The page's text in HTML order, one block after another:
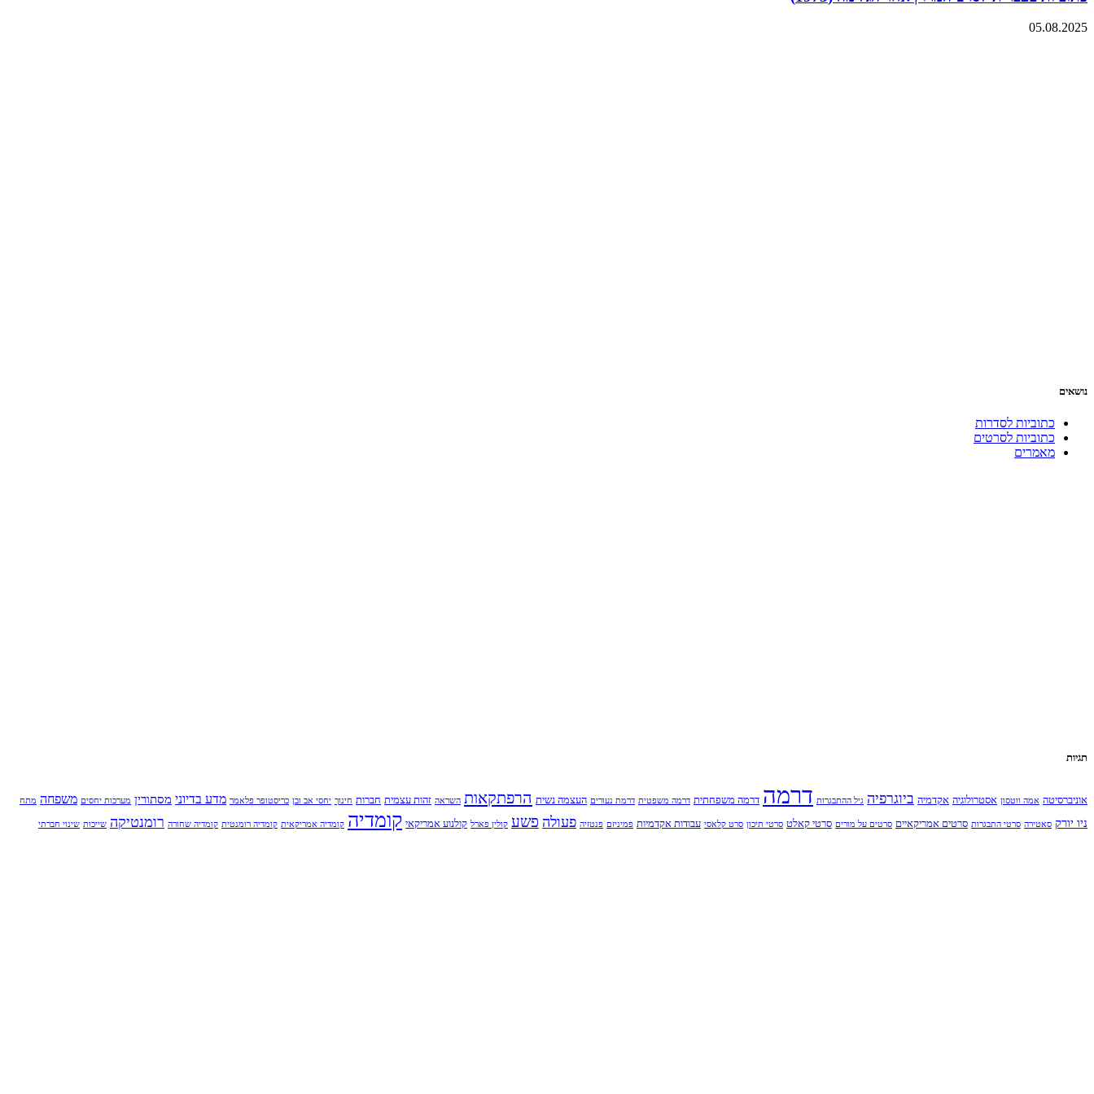
05.08.2025
נושאים
כתוביות לסדרות
כתוביות לסרטים
מאמרים
תגיות
אוניברסיטה אמה ווטסון אסטרולוגיה אקדמיה ביוגרפיה גיל ההתבגרות דרמה דרמה משפחתית דרמה משפטית דרמת נעורים העצמה נשית הרפתקאות השראה זהות עצמית חברות חינוך יחסי אב ובן כריסטופר פלאמר מדע בדיוני מסתורין מערכות יחסים משפחה מתח
ניו יורק סאטירה סרטי התבגרות סרטים אמריקאיים סרטים על מורים סרטי קאלט סרטי תיכון סרט קלאסי עבודות אקדמיות פמיניזם פנטזיה פעולה פשע קולין פארל קולנוע אמריקאי קומדיה קומדיה אמריקאית קומדיה רומנטית קומדיה שחורה רומנטיקה שייכות שינוי חברתי